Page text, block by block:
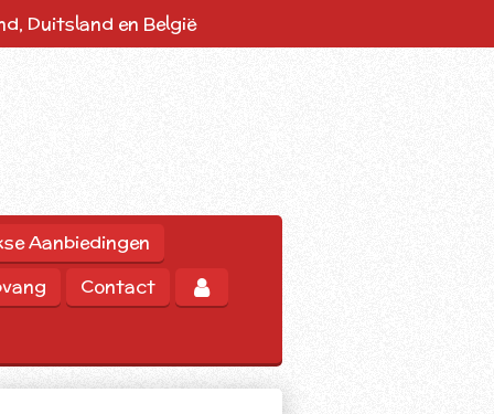
Duitsland en België
Aanbiedingen
Contact